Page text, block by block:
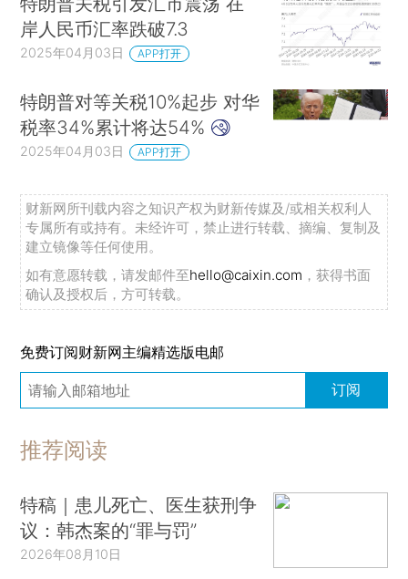
岸人民币汇率跌破7.3
2025年04月03日 APP打开
特朗普对等关税10%起步 对华
税率34%累计将达54%
2025年04月03日 APP打开
财新网所刊载内容之知识产权为财新传媒及/或相关权利人
专属所有或持有。未经许可，禁止进行转载、摘编、复制及
建立镜像等任何使用。
如有意愿转载，请发邮件至hello@caixin.com ，获得书面
确认及授权后，方可转载。
免费订阅财新网主编精选版电邮
订阅
推荐阅读
特稿｜患儿死亡、医生获刑争
议：韩杰案的“罪与罚”
2026年08月10日